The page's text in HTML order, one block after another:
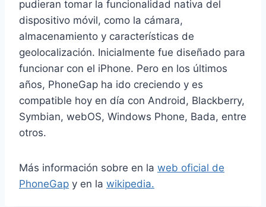
pudieran tomar la funcionalidad nativa del
dispositivo móvil, como la cámara,
almacenamiento y características de
geolocalización. Inicialmente fue diseñado para
funcionar con el iPhone. Pero en los últimos
años, PhoneGap ha ido creciendo y es
compatible hoy en día con Android, Blackberry,
Symbian, webOS, Windows Phone, Bada, entre
otros.
Más información sobre en la web oficial de
PhoneGap y en la wikipedia.